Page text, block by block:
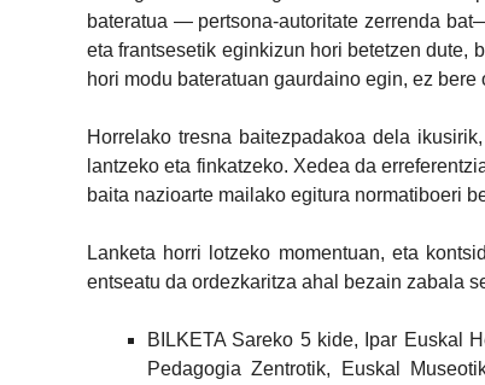
bateratua — pertsona-autoritate zerrenda
eta frantsesetik eginkizun hori betetzen dute,
hori modu bateratuan gaurdaino egin, ez
Horrelako tresna baitezpadakoa dela
lantzeko eta finkatzeko. Xedea da
baita nazioarte mailako egitura normatiboeri
Lanketa horri lotzeko momentuan, eta
entseatu da ordezkaritza ahal bezain zabala
BILKETA Sareko 5 kide, Ipar Euskal
Pedagogia Zentrotik, Euskal